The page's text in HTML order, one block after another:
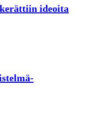
ideoita